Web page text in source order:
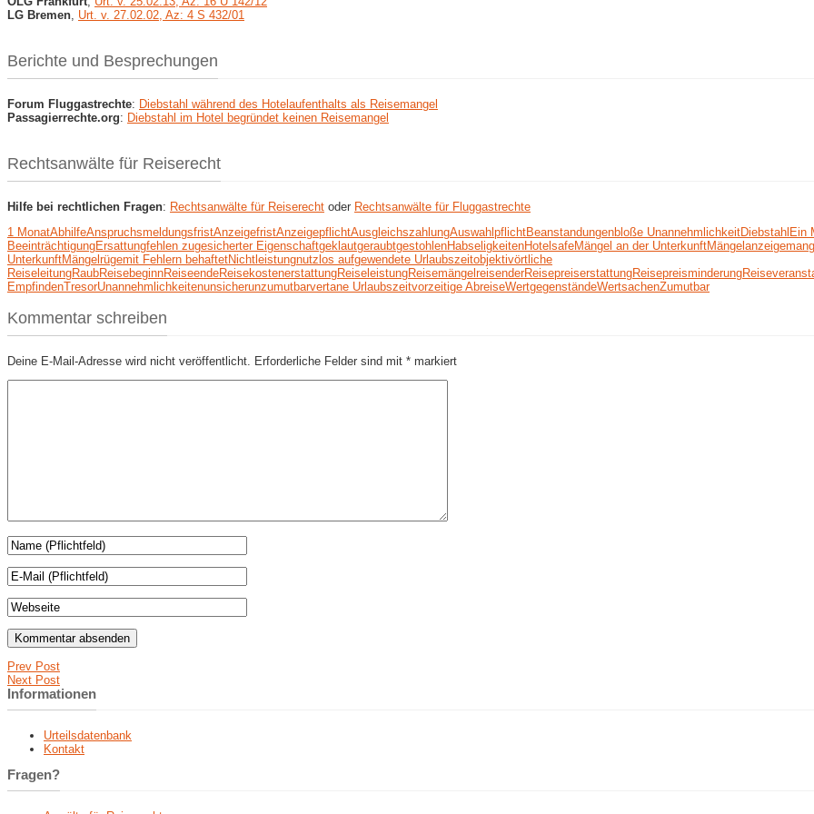
LG Bremen Urt. v. 27.02.02, Az: 4 S 432/01
Berichte und Besprechungen
Forum Fluggastrechte: Diebstahl während des Hotelaufenthalts als Reisemangel
Passagierrechte.org: Diebstahl im Hotel begründet keinen Reisemangel
Rechtsanwälte für Reiserecht
Hilfe bei rechtlichen Fragen: Rechtsanwälte für Reiserecht oder Rechtsanwälte für Fluggastrechte
1 MonatAbhilfeAnspruchsmeldungsfristAnzeigefristAnzeigepflichtAusgleichszahlungAuswahlpflichtBeanstandungenbloße UnannehmlichkeitDiebstahlEin
BeeinträchtigungErsattungfehlen zugesicherter EigenschaftgeklautgeraubtgestohlenHabseligkeitenHotelsafeMängel an der UnterkunftMängelanzeige
UnterkunftMängelrügemit Fehlern behaftetNichtleistungnutzlos aufgewendete Urlaubszeitobjektivörtliche
ReiseleitungRaubReisebeginnReiseendeReisekostenerstattungReiseleistungReisemängelreisenderReisepreiserstattungReisepreisminderung
EmpfindenTresorUnannehmlichkeitenunsicherunzumutbarvertane Urlaubszeitvorzeitige AbreiseWertgegenständeWertsachenZumutbar
Kommentar schreiben
Deine E-Mail-Adresse wird nicht veröffentlicht. Erforderliche Felder sind mit * markiert
Prev Post
Next Post
Informationen
Urteilsdatenbank
Kontakt
Fragen?